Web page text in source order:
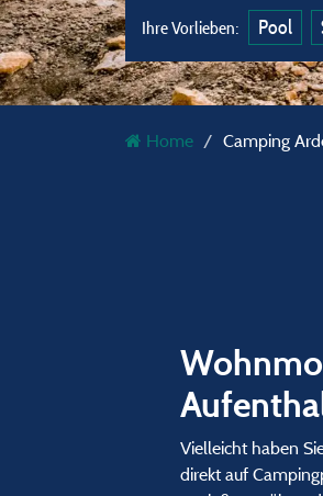
Ihre Vorlieben: Pool
Home Camping
Vielleicht haben
direkt auf